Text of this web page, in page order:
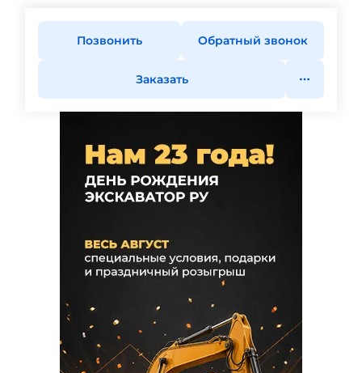
Позвонить Обратный звонок
Заказать